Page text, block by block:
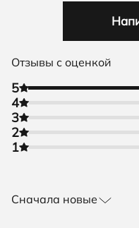
Отзывы с оценкой
5
4
3
2
1
Сначала новые